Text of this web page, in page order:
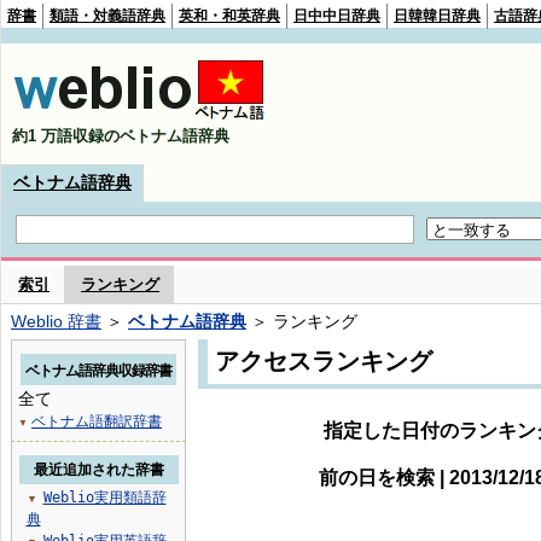
辞書 類語・対義語辞典 英和・和英辞典 日中中日辞典 日韓韓日辞典 古語辞
約1 万語収録のベトナム語辞典
ベトナム語辞典
索引 ランキング
Weblio 辞書 ＞ ベトナム語辞典 ＞ ランキング
アクセスランキング
指定した日付のランキ
前の日を検索 | 2013/12/
ベトナム語辞典収録辞書
全て
▼ ベトナム語翻訳辞書
最近追加された辞書
▼
Weblio実用類語辞
典